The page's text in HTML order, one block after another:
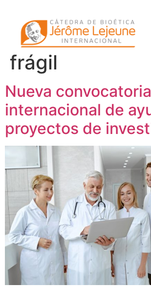
Etiqueta:
del cromosoma
frágil
Nueva convocatoria
internacional de
proyectos de